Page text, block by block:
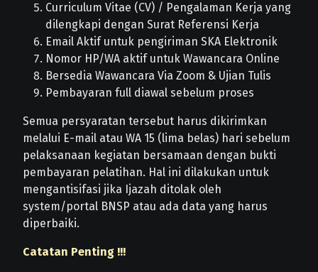
Curriculum Vitae (CV) / Pengalaman Kerja yang
dilengkapi dengan Surat Referensi Kerja
Email Aktif untuk pengiriman SKA Elektronik
Nomor HP/WA aktif untuk Wawancara Online
Bersedia Wawancara Via Zoom & Ujian Tulis
Pembayaran full diawal sebelum proses
Semua persyaratan tersebut harus dikirimkan
melalui E-mail atau WA 15 (lima belas) hari sebelum
pelaksanaan kegiatan bersamaan dengan bukti
pembayaran pelatihan. Hal ini dilakukan untuk
mengantisifasi jika Ijazah ditolak oleh
system/portal BNSP atau ada data yang harus
diperbaiki.
Catatan Penting !!!